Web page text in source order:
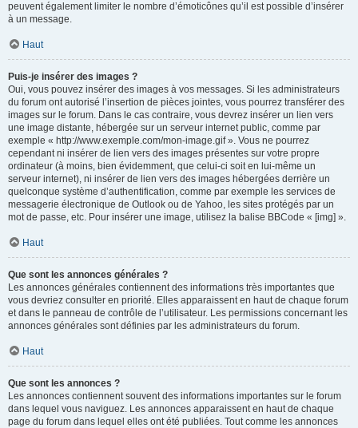
peuvent également limiter le nombre d’émoticônes qu’il est possible d’insérer
à un message.
Haut
Puis-je insérer des images ?
Oui, vous pouvez insérer des images à vos messages. Si les administrateurs
du forum ont autorisé l’insertion de pièces jointes, vous pourrez transférer des
images sur le forum. Dans le cas contraire, vous devrez insérer un lien vers
une image distante, hébergée sur un serveur internet public, comme par
exemple « http://www.exemple.com/mon-image.gif ». Vous ne pourrez
cependant ni insérer de lien vers des images présentes sur votre propre
ordinateur (à moins, bien évidemment, que celui-ci soit en lui-même un
serveur internet), ni insérer de lien vers des images hébergées derrière un
quelconque système d’authentification, comme par exemple les services de
messagerie électronique de Outlook ou de Yahoo, les sites protégés par un
mot de passe, etc. Pour insérer une image, utilisez la balise BBCode « [img] ».
Haut
Que sont les annonces générales ?
Les annonces générales contiennent des informations très importantes que
vous devriez consulter en priorité. Elles apparaissent en haut de chaque forum
et dans le panneau de contrôle de l’utilisateur. Les permissions concernant les
annonces générales sont définies par les administrateurs du forum.
Haut
Que sont les annonces ?
Les annonces contiennent souvent des informations importantes sur le forum
dans lequel vous naviguez. Les annonces apparaissent en haut de chaque
page du forum dans lequel elles ont été publiées. Tout comme les annonces